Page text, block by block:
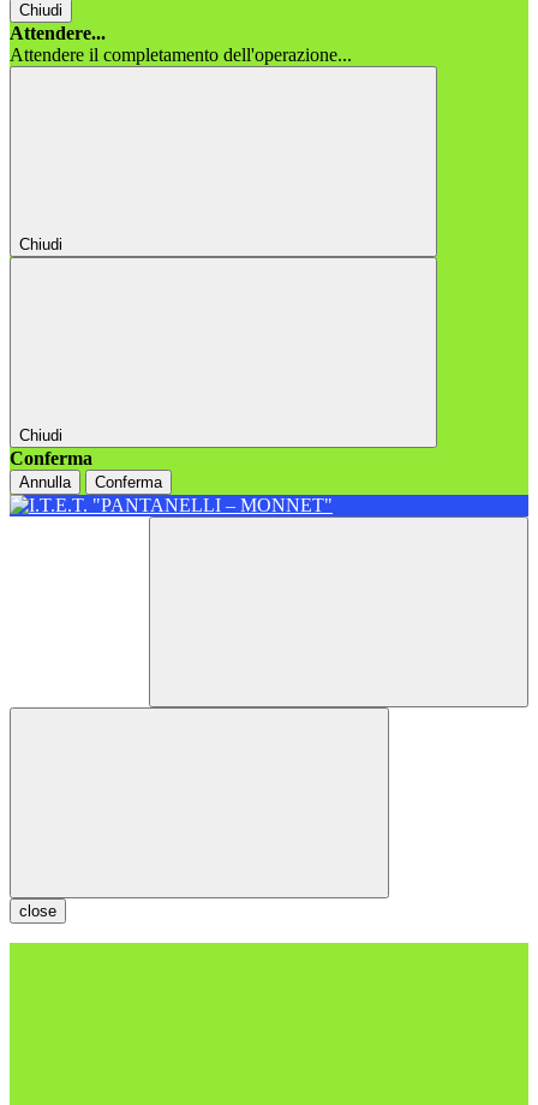
Chiudi
Attendere...
Attendere il completamento dell'operazione...
Chiudi
Chiudi
Conferma
Annulla Conferma
close